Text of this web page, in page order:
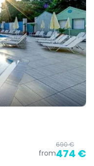
from
690 €
474 €